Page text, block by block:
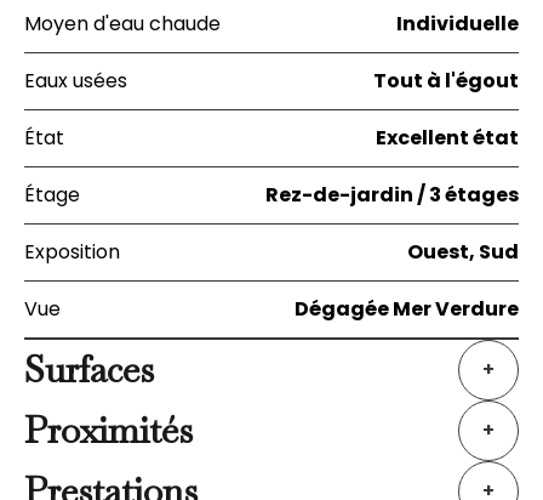
Moyen d'eau chaude Individuelle
Eaux usées Tout à l'égout
État Excellent état
Étage Rez-de-jardin / 3 étages
Exposition Ouest, Sud
Vue Dégagée Mer Verdure
Surfaces +
Proximités +
Prestations +